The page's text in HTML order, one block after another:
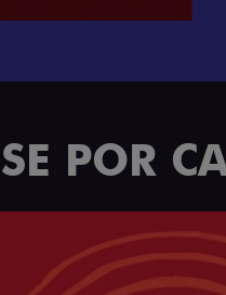
o seu ritmo
POR